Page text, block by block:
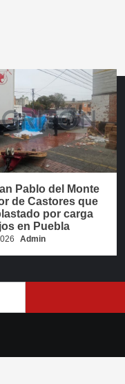
Pablo del Monte
de Castores que
por carga
en Puebla
Admin